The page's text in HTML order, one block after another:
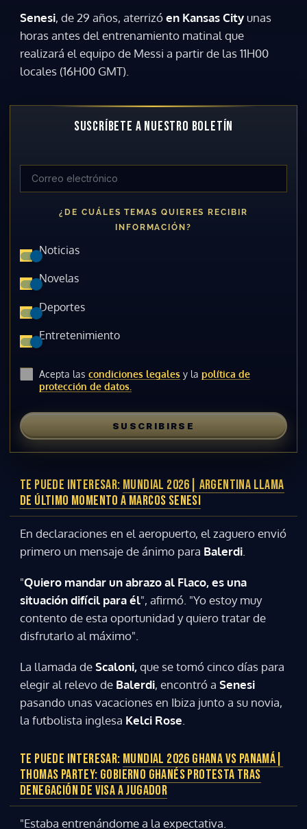
Senesi, de 29 años, aterrizóen Kansas Cityunas
horas antes del entrenamiento matinal que
realizará el equipo de Messi a partir de las 11H00
locales (16H00 GMT).
SUSCRÍBETE A NUESTRO BOLETÍN
¿DE CUÁLES TEMAS QUIERES RECIBIR
INFORMACIÓN?
Noticias
Novelas
Deportes
Entretenimiento
Acepta las condiciones legales y la política de
protección de datos.
SUSCRIBIRSE
TE PUEDE INTERESAR: MUNDIAL 2026| ARGENTINA LLAMA
DE ÚLTIMO MOMENTO A MARCOS SENESI
En declaraciones en el aeropuerto, el zaguero envió
primero un mensaje de ánimo para Balerdi.
"Quiero mandar un abrazo al Flaco, es una
situación difícil para él", afirmó. "Yo estoy muy
contento de esta oportunidad y quiero tratar de
disfrutarlo al máximo".
La llamada deScaloni,que se tomó cinco días para
elegir al relevo de Balerdi, encontró a Senesi
pasando unas vacaciones en Ibiza junto a su novia,
la futbolista inglesa Kelci Rose
TE PUEDE INTERESAR: MUNDIAL 2026 GHANA VS PANAMÁ|
THOMAS PARTEY: GOBIERNO GHANÉS PROTESTA TRAS
DENEGACIÓN DE VISA A JUGADOR
"Estaba entrenándome a la expectativa.